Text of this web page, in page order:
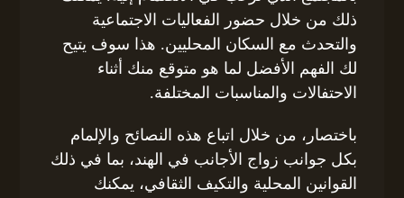
ذلك من خلال حضور الفعاليات الاجتماعية
والتحدث مع السكان المحليين. هذا سوف يتيح
لك الفهم الأفضل لما هو متوقع منك أثناء
الاحتفالات والمناسبات المختلفة.
باختصار، من خلال اتباع هذه النصائح والإلمام
بكل جوانب زواج الأجانب في الهند، بما في ذلك
القوانين المحلية والتكيف الثقافي، يمكنك